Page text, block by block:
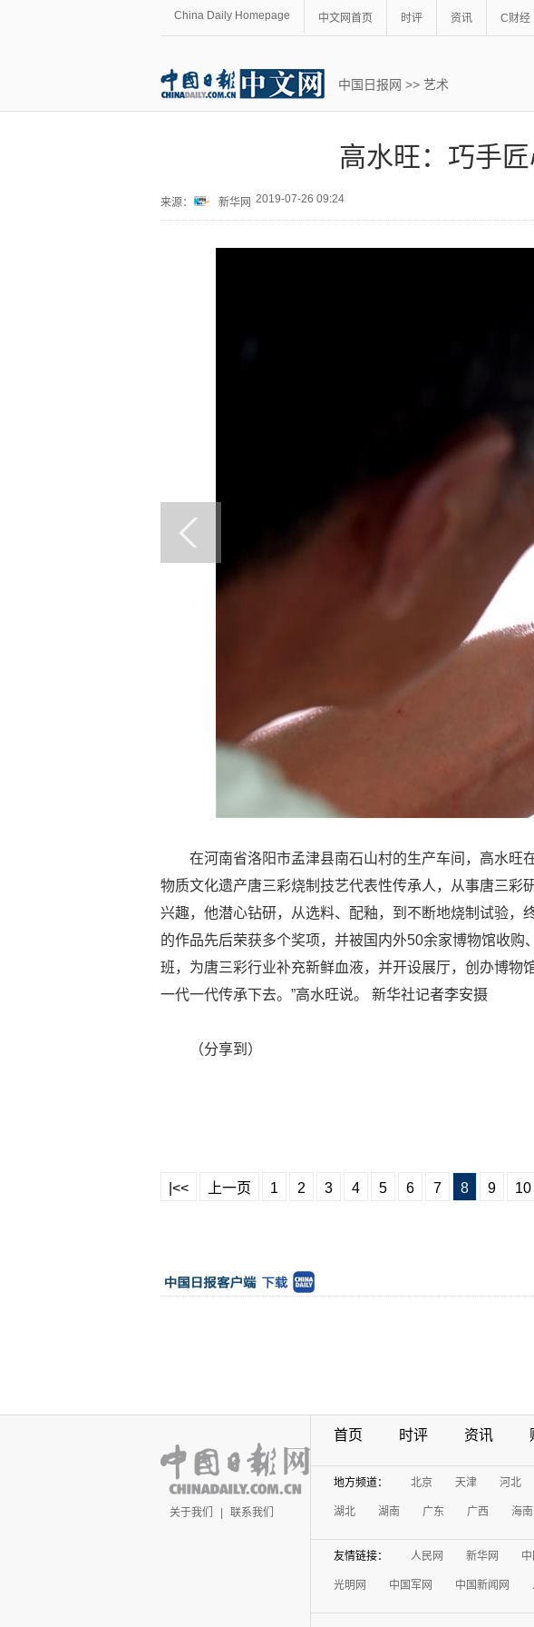
China Daily Homepage 中文网首页 时评 资讯 C财经
中国日报网 >> 艺术
高水旺：巧手
来源： 新华网 2019-07-26 09:24
在河南省洛阳市孟津县南石山村的生产车间，高水旺
物质文化遗产唐三彩烧制技艺代表性传承人，从事唐三
兴趣，他潜心钻研，从选料、配釉，到不断地烧制试验
的作品先后荣获多个奖项，并被国内外50余家博物馆收
班，为唐三彩行业补充新鲜血液，并开设展厅，创办博物
一代一代传承下去。”高水旺说。 新华社记者李安摄
（分享到）
|<< 上一页 1 2 3 4 5 6 7 8 9 10
关于我们 | 联系我们
首页 时评 资讯
地方频道： 北京 天津 河北
湖北 湖南 广东 广西 海南
友情链接： 人民网 新华网
光明网 中国军网 中国新闻网